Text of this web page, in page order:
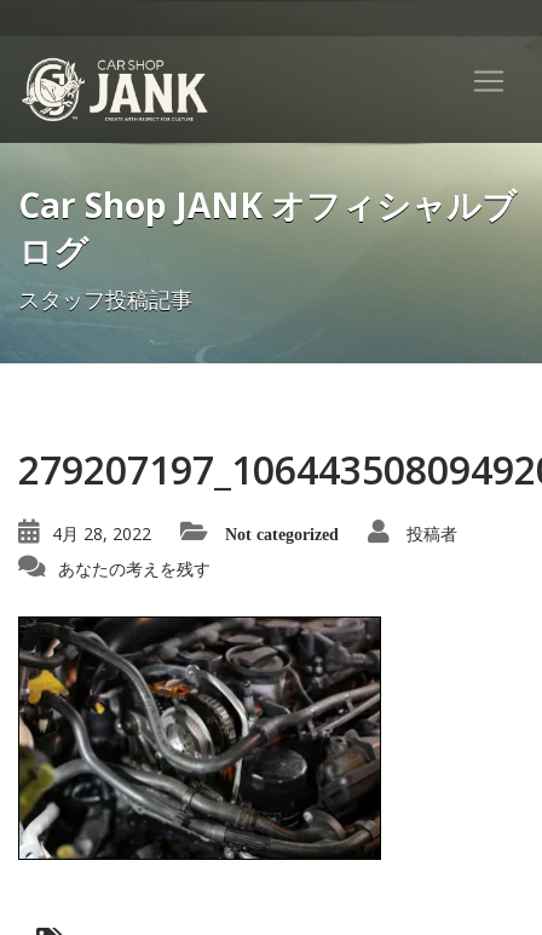
Car Shop JANK オフィシャルブ
ログ
スタッフ投稿記事
4月 28, 2022 Not categorized
投稿者
あなたの考えを残す